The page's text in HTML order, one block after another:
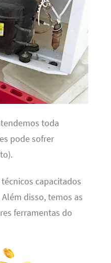
toda
pode sofrer
capacitados
disso, temos as
ferramentas do